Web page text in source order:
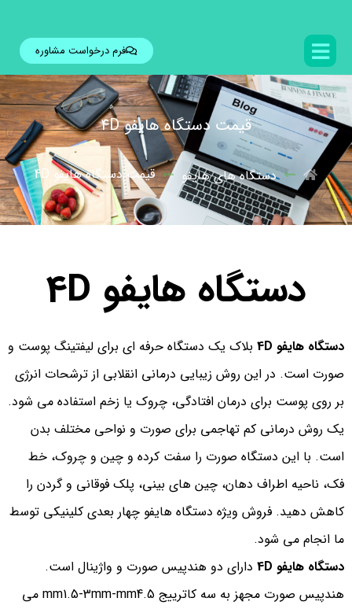
فرم درخواست مشاوره
قیمت دستگاه هایفو 4D
دستگاه های هایفو قیمت دستگاه هایفو 4D
دستگاه هایفو 4D
دستگاه هایفو 4D
بلاک یک دستگاه حرفه ای برای لیفتینگ پوست و
صورت است. در این روش زیبایی درمانی انقلابی از ترشحات انرژی
بر روی پوست برای درمان افتادگی، چروک یا زخم استفاده می شود.
یک روش درمانی کم تهاجمی برای صورت و نواحی مختلف بدن
است. با این دستگاه صورت را سفت کرده و چین و چروک، خط
فک، ناحیه اطراف دهان، چین های بینی، پلک فوقانی و گردن را
کاهش دهید. فروش ویژه دستگاه هایفو چهار بعدی کلینیکی توسط
ما انجام می شود.
دستگاه هایفو 4D
دارای دو هندپیس صورت و واژینال است.
هندپیس صورت مجهز به سه کاترییج mm1.5-3mm-mm4.5 می